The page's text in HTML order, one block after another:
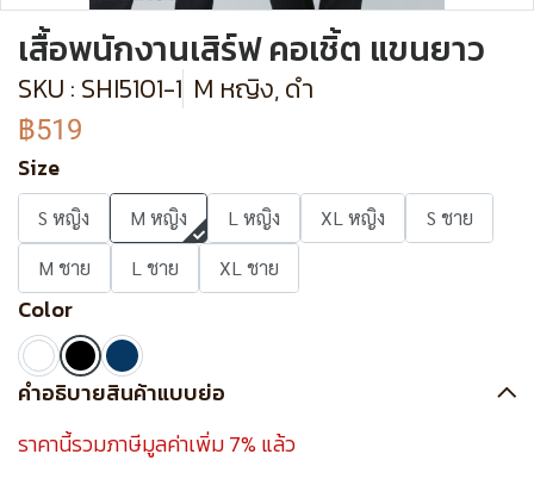
เสื้อพนักงานเสิร์ฟ คอเชิ้ต แขนยาว
SKU : SHI5101-1 M หญิง, ดำ
฿519
Size
S หญิง M หญิง L หญิง XL หญิง
S ชาย
M ชาย
L ชาย XL ชาย
Color
คำอธิบายสินค้าแบบย่อ
ราคานี้รวมภาษีมูลค่าเพิ่ม 7% แล้ว